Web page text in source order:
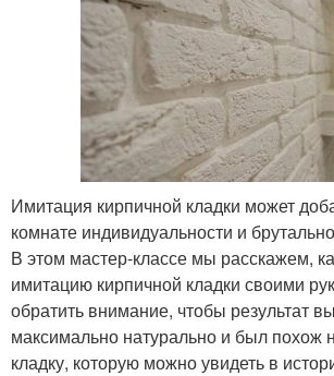
Имитация кирпичной кладки может
комнате индивидуальности и
В этом мастер-классе мы расскажем,
имитацию кирпичной кладки своими
обратить внимание, чтобы результат
максимально натурально и был похож
кладку, которую можно увидеть в